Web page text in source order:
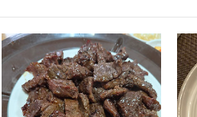
니다.(며칠 찾아 뵙지 못해 죄송
합니다) 서울대공원을 방문하고
나오면 마땅하게 식사할 곳이
없어 과천 시내나 선바위역, 사
당역 인근으로식사하러 나가야
하는 경우가 많은데 이 날은 선
오
설
니
요
선
안